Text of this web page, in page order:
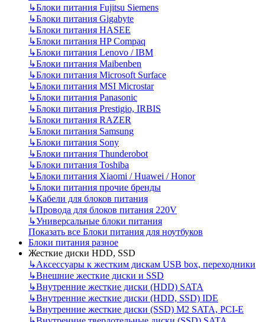
↳Блоки питания Fujitsu Siemens
↳Блоки питания Gigabyte
↳Блоки питания HASEE
↳Блоки питания HP Compaq
↳Блоки питания Lenovo / IBM
↳Блоки питания Maibenben
↳Блоки питания Microsoft Surface
↳Блоки питания MSI Microstar
↳Блоки питания Panasonic
↳Блоки питания Prestigio, IRBIS
↳Блоки питания RAZER
↳Блоки питания Samsung
↳Блоки питания Sony
↳Блоки питания Thunderobot
↳Блоки питания Toshiba
↳Блоки питания Xiaomi / Huawei / Honor
↳Блоки питания прочие бренды
↳Кабели для блоков питания
↳Провода для блоков питания 220V
↳Универсальные блоки питания
Показать все Блоки питания для ноутбуков
Блоки питания разное
Жесткие диски HDD, SSD
↳Аксессуары к жестким дискам USB box, переходники
↳Внешние жесткие диски и SSD
↳Внутренние жесткие диски (HDD) SATA
↳Внутренние жесткие диски (HDD, SSD) IDE
↳Внутренние жесткие диски (SSD) M2 SATA, PCI-E